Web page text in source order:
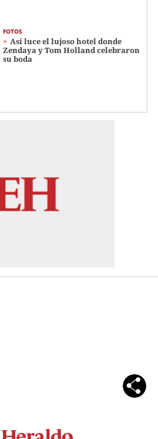
FOTOS
Así luce el lujoso hotel donde
Zendaya y Tom Holland celebraron
su boda